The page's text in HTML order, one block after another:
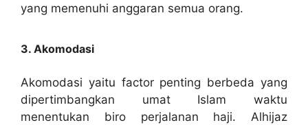
yang memenuhi anggaran semua orang.
3. Akomodasi
Akomodasi yaitu factor penting berbeda yang
dipertimbangkan umat Islam waktu
menentukan biro perjalanan haji. Alhijaz